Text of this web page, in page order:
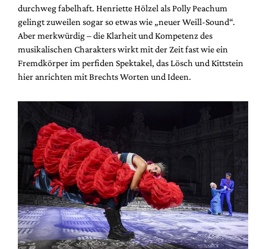
durchweg fabelhaft. Henriette Hölzel als Polly Peachum
gelingt zuweilen sogar so etwas wie „neuer Weill-Sound“.
Aber merkwürdig – die Klarheit und Kompetenz des
musikalischen Charakters wirkt mit der Zeit fast wie ein
Fremdkörper im perfiden Spektakel, das Lösch und Kittstein
hier anrichten mit Brechts Worten und Ideen.